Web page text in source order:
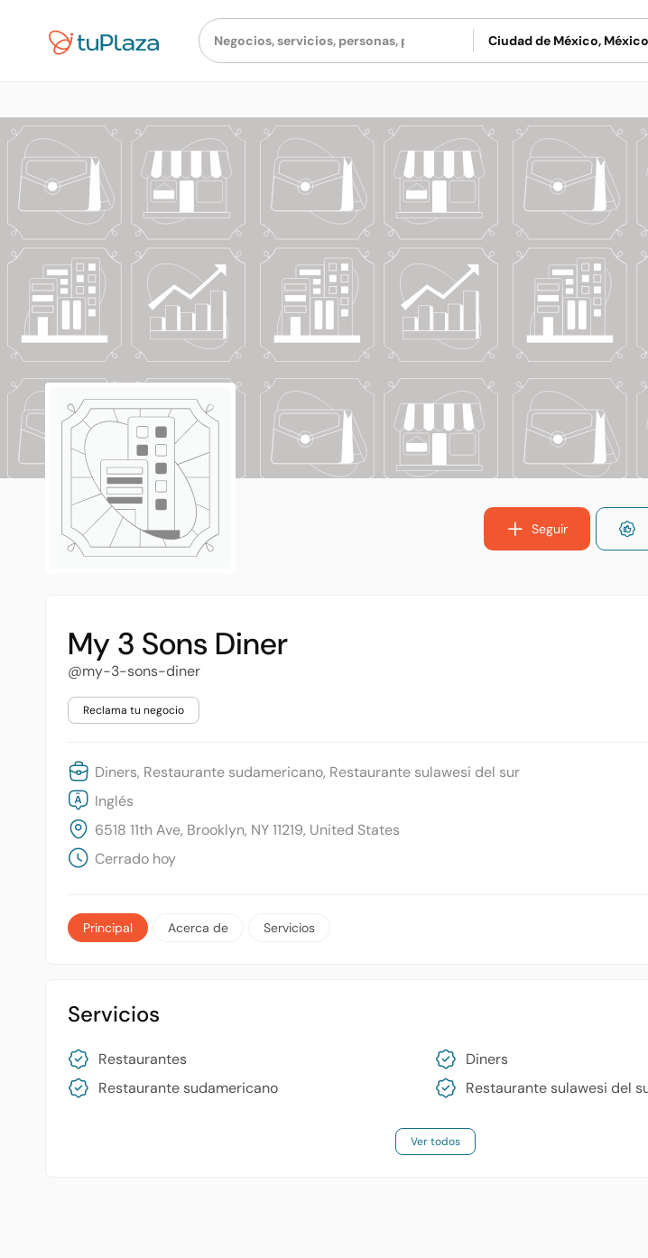
Seguir
My 3 Sons Diner
@my-3-sons-diner
Reclama tu negocio
Diners, Restaurante sudamericano, Restaurante sulawesi del sur
Inglés
6518 11th Ave, Brooklyn, NY 11219, United States
Cerrado hoy
Principal Acerca de Servicios
Servicios
Restaurantes
Diners
Restaurante sudamericano
Restaurante sulawesi del
Ver todos